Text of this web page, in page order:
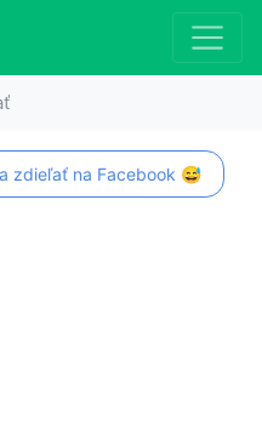
zdieľať na Facebook 😅